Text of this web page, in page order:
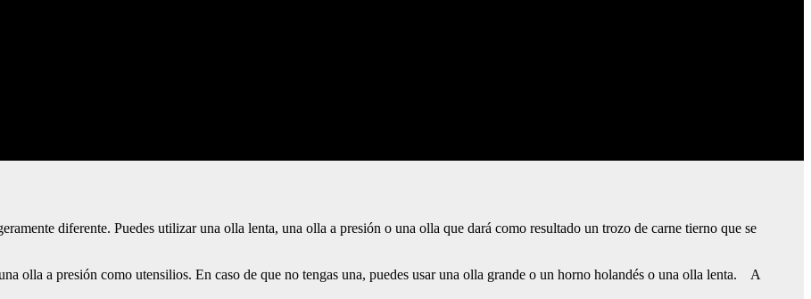
diferente. Puedes utilizar una olla lenta, una olla a presión o una olla que dará como resultado un trozo de carne tierno que se
olla a presión como utensilios. En caso de que no tengas una, puedes usar una olla grande o un horno holandés o una olla lenta. A